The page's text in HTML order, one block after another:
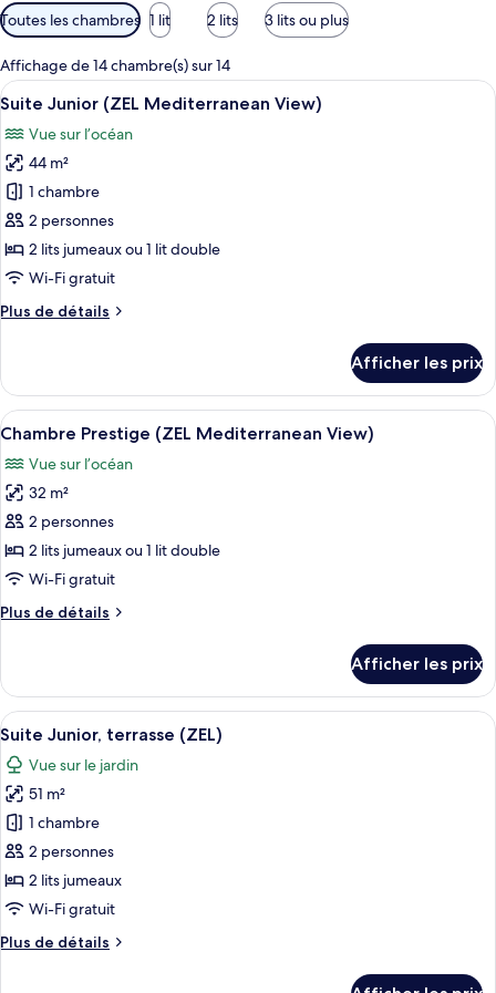
Filtres
disponibles
pour
les
chambres
Toutes les chambres 1 lit 2 lits 3 lits ou plus
Affichage de 14 chambre(s) sur 14
Afficher
toutes
les
photos
pour
ce
type
de
chambre :
Suite
Mediterranean
View)
Une chambre spacieuse avec un
9
Suite Junior (ZEL Mediterranean View)
Vue sur l’océan
44 m²
1 chambre
2 personnes
2 lits jumeaux ou 1 lit double
Wi-Fi gratuit
Plus de détails
Plus
Suite
Junior
(ZEL
View)
Afficher les prix
Afficher
toutes
les
photos
pour
ce
type
chambre :
(ZEL
Mediterranean
View)
Une chambre avec un grand lit, une
5
Chambre Prestige (ZEL Mediterranean View)
Vue sur l’océan
32 m²
2 personnes
2 lits jumeaux ou 1 lit double
Wi-Fi gratuit
Plus de détails
Plus
Chambre
Prestige
(ZEL
Mediterranean
View)
Afficher les prix
Afficher
toutes
les
photos
pour
ce
type
de
chambre :
Suite
Une chambre d’hôtel comprenant
8
Suite Junior, terrasse (ZEL)
Vue sur le jardin
51 m²
1 chambre
2 personnes
2 lits jumeaux
Wi-Fi gratuit
Plus de détails
Plus